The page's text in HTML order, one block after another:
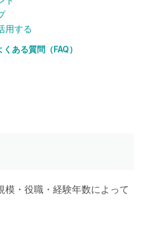
用する
ある質問（FAQ）
模・役職・経験年数によって